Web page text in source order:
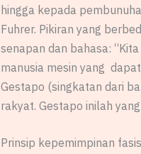
hingga kepada
Fuhrer. Pikiran yang
senapan dan bahasa:
manusia mesin yang
Gestapo (singkatan dari
rakyat. Gestapo inilah
Prinsip kepemimpinan